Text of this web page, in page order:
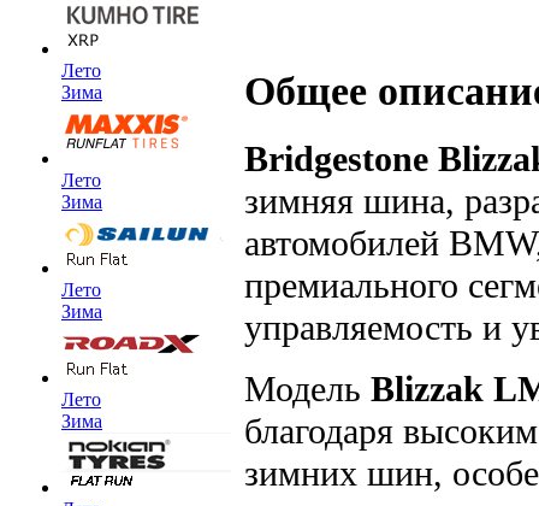
Лето
Зима
Лето
Зима
Лето
Зима
Лето
Зима
Общее
Bridgestone
зимняя шина,
автомобилей
премиального
управляемость и
Модель Blizzak
благодаря
зимних шин,